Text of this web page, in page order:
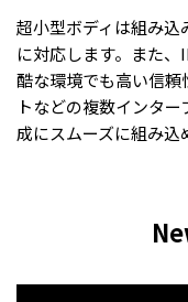
超小型ボディは組み込
に対応します。また
酷な環境でも高い信
トなどの複数インタ
成にスムーズに組み込